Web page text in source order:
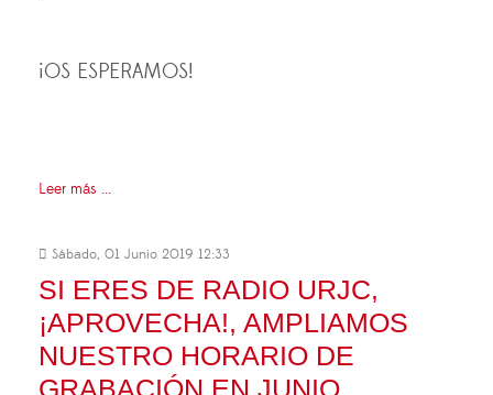
¡OS ESPERAMOS!
Leer más ...
Sábado, 01 Junio 2019 12:33
SI ERES DE RADIO URJC,
¡APROVECHA!, AMPLIAMOS
NUESTRO HORARIO DE
GRABACIÓN EN JUNIO